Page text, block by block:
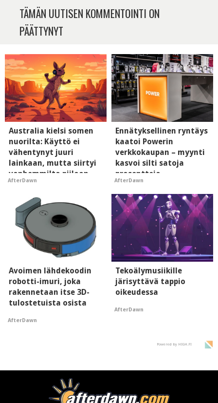
TÄMÄN UUTISEN KOMMENTOINTI ON
PÄÄTTYNYT
Australia kielsi somen
nuorilta: Käyttö ei
vähentynyt juuri
lainkaan, mutta siirtyi
vanhemmilta piiloon
AfterDawn
Ennätyksellinen ryntäys
kaatoi Powerin
verkkokaupan – myynti
kasvoi silti satoja
prosentteja
AfterDawn
Avoimen lähdekoodin
robotti-imuri, joka
rakennetaan itse 3D-
tulostetuista osista
AfterDawn
Tekoälymusiikille
järisyttävä tappio
oikeudessa
AfterDawn
Powered by HIGH.FI